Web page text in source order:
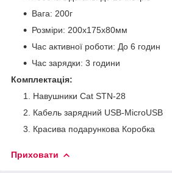
Вага: 200г
Розміри: 200х175х80мм
Час активної роботи: До 6 годин
Час зарядки: 3 години
Комплектація:
Навушники Cat STN-28
Кабель зарядний USB-MicroUSB
Красива подарункова Коробка
Приховати